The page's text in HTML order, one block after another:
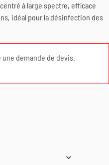
à large spectre, efficace
idéal pour la désinfection des
demande de devis.